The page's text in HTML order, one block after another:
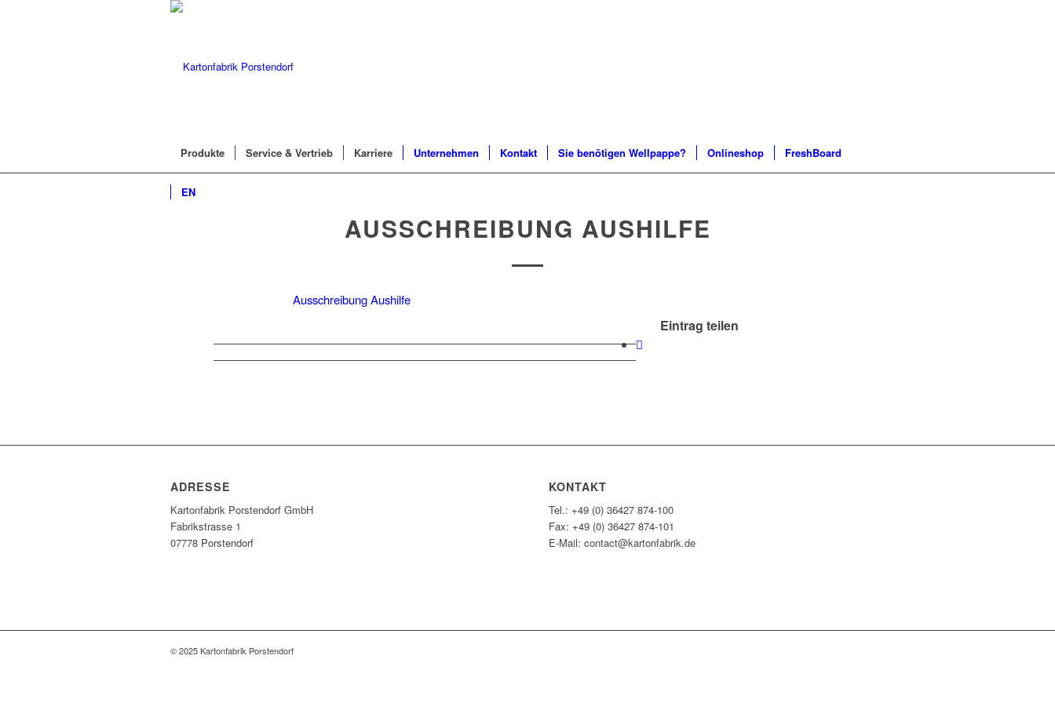
Produkte Service & Vertrieb Karriere Unternehmen Kontakt Sie benötigen Wellpappe? Onlineshop FreshBoard
EN
AUSSCHREIBUNG AUSHILFE
Ausschreibung Aushilfe
Eintrag teilen
ADRESSE
Kartonfabrik Porstendorf GmbH
Fabrikstrasse 1
07778 Porstendorf
KONTAKT
Tel.: +49 (0) 36427 874-100
Fax: +49 (0) 36427 874-101
E-Mail: contact@kartonfabrik.de
© 2025 Kartonfabrik Porstendorf